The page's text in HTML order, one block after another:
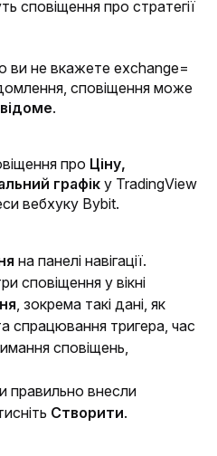
сповіщення про стратегії
ви не вкажете exchange=
сповіщення може
.
про Ціну,
графік у TradingView
вебхуку Bybit.
на панелі навігації.
, зокрема такі дані, як
спрацювання тригера, час
сповіщень,
правильно внесли
Створити.